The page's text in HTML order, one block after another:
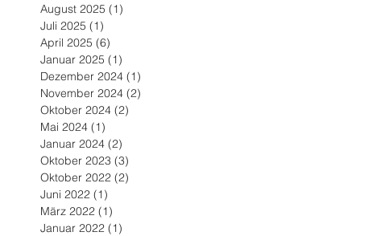
August 2025 (1)
Juli 2025 (1)
April 2025 (6)
Januar 2025 (1)
Dezember 2024 (1)
November 2024 (2)
Oktober 2024 (2)
Mai 2024 (1)
Januar 2024 (2)
Oktober 2023 (3)
Oktober 2022 (2)
Juni 2022 (1)
März 2022 (1)
Januar 2022 (1)